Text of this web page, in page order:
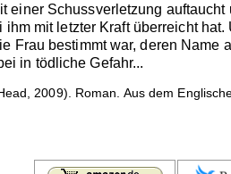
einer Schussverletzung
mit letzter Kraft überreicht
Frau bestimmt war, deren
in tödliche Gefahr...
2009). Roman. Aus dem